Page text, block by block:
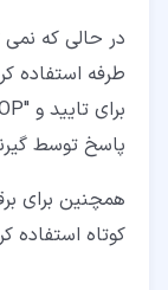
در حالی که نمی
پاسخ توسط
همچنین برای
کوتاه استفاده